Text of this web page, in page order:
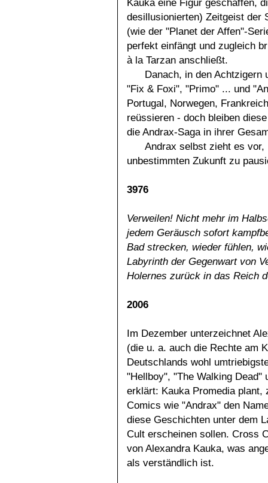
Kauka eine Figur geschaffen,
desillusionierten) Zeitgeist der
(wie der "Planet der Affen"-
perfekt einfängt und zugleich
à la Tarzan anschließt.
Danach, in den Achtzigern
"Fix & Foxi", "Primo" ... und
Portugal, Norwegen,
reüssieren - doch bleiben
die Andrax-Saga in ihrer
Andrax selbst zieht es vor,
unbestimmten Zukunft zu
3976
Verweilen! Nicht mehr im
jedem Geräusch sofort
Bad strecken, wieder fühlen,
Labyrinth der Gegenwart von
Holernes zurück in das Reich
2006
Im Dezember unterzeichnet
(die u. a. auch die Rechte am
Deutschlands wohl
"Hellboy", "The Walking
erklärt: Kauka Promedia plant,
Comics wie "Andrax" den
diese Geschichten unter dem
Cult erscheinen sollen. Cross
von Alexandra Kauka, was
als verständlich ist.